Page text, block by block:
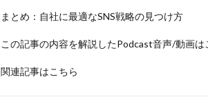
まとめ：自社に最適なSNS戦略の見つけ方
この記事の内容を解説したPodcast音声/動画は
関連記事はこちら